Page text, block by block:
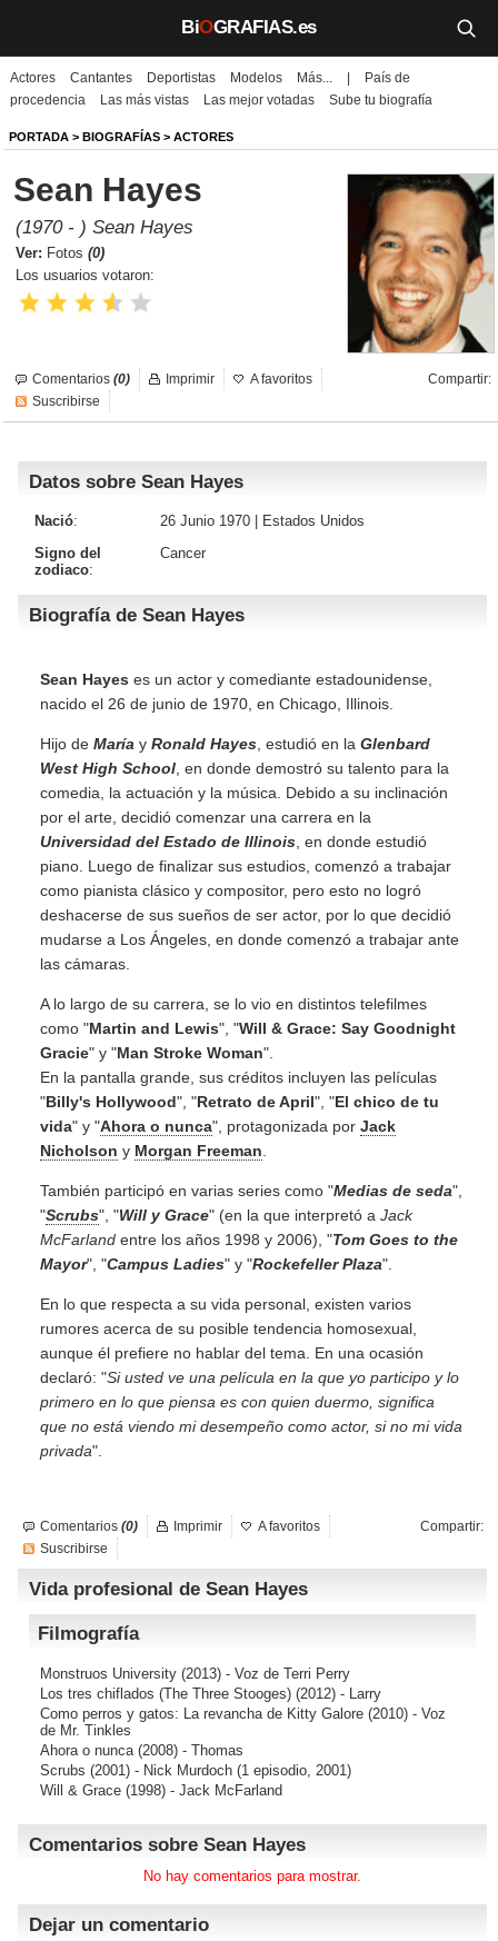
BiOGRAFIAS.es
Biografías
Películas
TV
Música
Un día como hoy
Galerías
Iniciar sesión
Actores Cantantes Deportistas Modelos Más...
País de
procedencia
Las más vistas Las mejor votadas Sube tu biografía
PORTADA > BIOGRAFÍAS > ACTORES
Sean Hayes
(1970 - ) Sean Hayes
Ver: Fotos (0)
Los usuarios votaron:
Comentarios (0) Compartir:
Imprimir
A favoritos
Suscribirse
Datos sobre Sean Hayes
Nació: 26 Junio 1970 |
Estados Unidos
Signo del
zodiaco:
Cancer
Biografía de Sean Hayes
Sean Hayes es un actor y comediante estadounidense,
nacido el 26 de junio de 1970, en Chicago, Illinois.
Hijo de María y Ronald Hayes , estudió en la Glenbard
West High School , en donde demostró su talento para la
comedia, la actuación y la música. Debido a su inclinación
por el arte, decidió comenzar una carrera en la
Universidad del Estado de Illinois , en donde estudió
piano. Luego de finalizar sus estudios, comenzó a trabajar
como pianista clásico y compositor, pero esto no logró
deshacerse de sus sueños de ser actor, por lo que decidió
mudarse a Los Ángeles, en donde comenzó a trabajar ante
las cámaras.
A lo largo de su carrera, se lo vio en distintos telefilmes
como "Martin and Lewis", "Will & Grace: Say Goodnight
Gracie" y "Man Stroke Woman".
En la pantalla grande, sus créditos incluyen las películas
"Billy's Hollywood", "Retrato de April", "El chico de tu
vida" y "Ahora o nunca", protagonizada por Jack
Nicholson y Morgan Freeman
También participó en varias series como "Medias de seda",
"Scrubs", "Will y Grace" (en la que interpretó a Jack
McFarland entre los años 1998 y 2006), "Tom Goes to the
Mayor", "Campus Ladies" y "Rockefeller Plaza".
En lo que respecta a su vida personal, existen varios
rumores acerca de su posible tendencia homosexual,
aunque él prefiere no hablar del tema. En una ocasión
declaró: "Si usted ve una película en la que yo participo y lo
primero en lo que piensa es con quien duermo, significa
que no está viendo mi desempeño como actor, si no mi vida
privada".
Comentarios (0) Compartir:
Imprimir
A favoritos
Suscribirse
Vida profesional de Sean Hayes
Filmografía
Monstruos University (2013) - Voz de Terri Perry
Los tres chiflados (The Three Stooges) (2012) - Larry
Como perros y gatos: La revancha de Kitty Galore (2010) - Voz
de Mr. Tinkles
Ahora o nunca(2008) - Thomas
Scrubs (2001) - Nick Murdoch (1 episodio, 2001)
Will & Grace (1998) - Jack McFarland
Comentarios sobre Sean Hayes
No hay comentarios para mostrar.
Dejar un comentario